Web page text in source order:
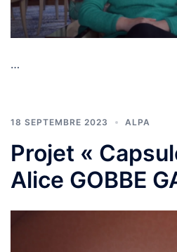
…
18 SEPTEMBRE 2023 ALPA
Projet «
Alice GOBBE